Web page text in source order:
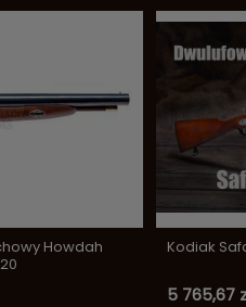
Howdah
Kodiak
5 765,67